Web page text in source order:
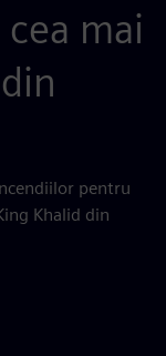
mai
pentru
Khalid din